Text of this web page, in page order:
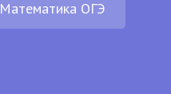
Математика ОГЭ